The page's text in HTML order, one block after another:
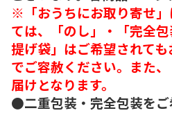
※「おうちにお取り寄せ
ては、「のし」・「完全
提げ袋」はご希望されて
でご容赦ください。また
届けとなります。
●二重包装・完全包装をご